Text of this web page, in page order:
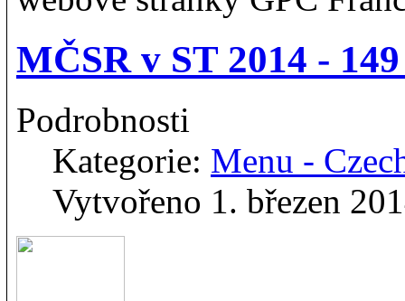
MČSR v ST 2014 -
Podrobnosti
Kategorie: Menu -
Vytvořeno 1. březen